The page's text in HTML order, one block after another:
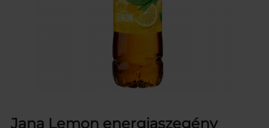
Jana Lemon energiaszegény